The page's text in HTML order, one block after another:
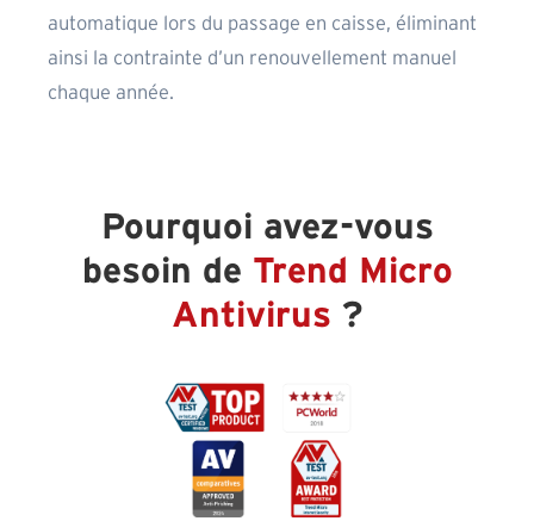
automatique lors du passage en caisse, éliminant
ainsi la contrainte d’un renouvellement manuel
chaque année.
Pourquoi avez-vous
besoin de Trend Micro
Antivirus ?